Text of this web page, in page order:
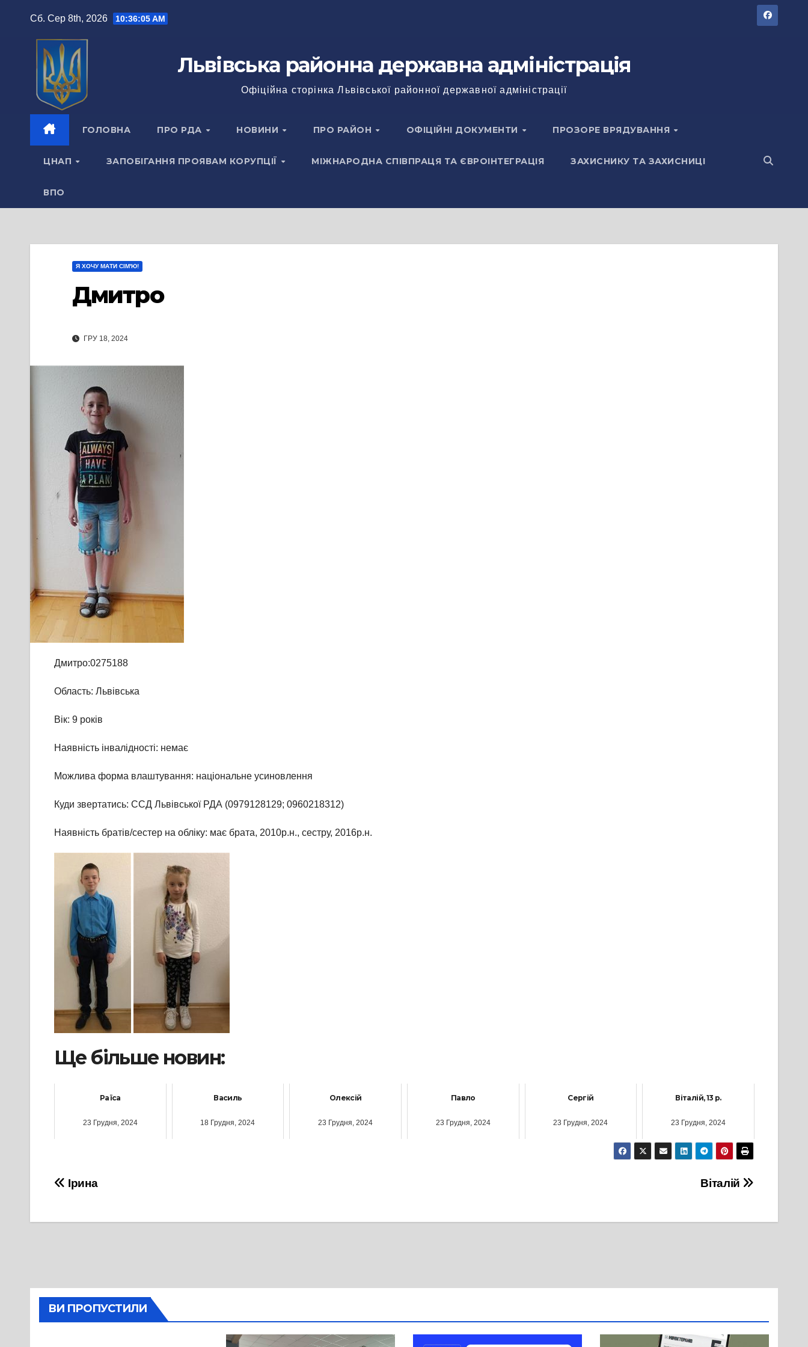
Сб. Сер 8th, 2026 10:36:06 AM
Львівська районна державна адміністрація
Офіційна сторінка Львівської районної державної адміністрації
ГОЛОВНА ПРО РДА НОВИНИ ПРО РАЙОН ОФІЦІЙНІ ДОКУМЕНТИ ПРОЗОРЕ ВРЯДУВАННЯ
ЦНАП ЗАПОБІГАННЯ ПРОЯВАМ КОРУПЦІЇ МІЖНАРОДНА СПІВПРАЦЯ ТА ЄВРОІНТЕГРАЦІЯ ЗАХИСНИКУ ТА ЗАХИСНИЦІ
ВПО
Я ХОЧУ МАТИ СІМ'Ю!
Дмитро
ГРУ 18, 2024
Дмитро:0275188
Область: Львівська
Вік: 9 років
Наявність інвалідності: немає
Можлива форма влаштування: національне усиновлення
Куди звертатись: ССД Львівської РДА (0979128129; 0960218312)
Наявність братів/сестер на обліку: має брата, 2010р.н., сестру, 2016р.н.
Ще більше новин:
Раїса
23 Грудня, 2024
Василь
18 Грудня, 2024
Олексій
23 Грудня, 2024
Павло
23 Грудня, 2024
Сергій
23 Грудня, 2024
Віталій, 13 р.
23 Грудня, 2024
Навігація
Віталій
Ірина
ВИ ПРОПУСТИЛИ